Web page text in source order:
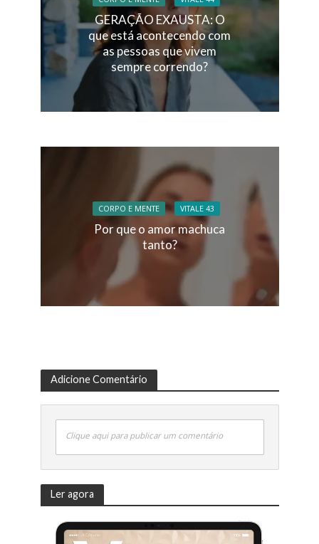
GERAÇÃO EXAUSTA: O
que está acontecendo com
as pessoas que vivem
sempre correndo?
CORPO E MENTE VITALE 43
Por que o amor machuca
tanto?
Adicione Comentário
Clique aqui para publicar um comentário
Ler agora